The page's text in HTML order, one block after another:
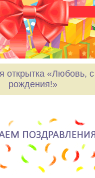
открытка «Любовь,
рождения!»